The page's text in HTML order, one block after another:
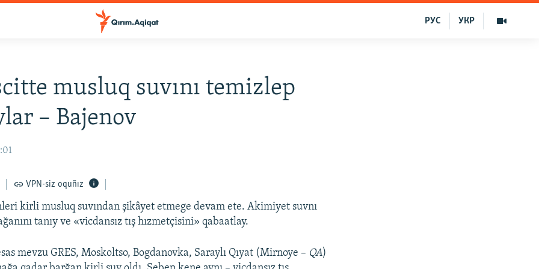
УКР
РУС
musluq suvını temizlep
– Bajenov
VPN-siz oquñız
kirli musluq suvından şikâyet etmege devam ete. Akimiyet suvnı
tanıy ve «vicdansız tış hızmetçisini» qabaatlay.
mevzu GRES, Moskoltso, Bogdanovka, Saraylı Qıyat (Mirnoye – QA)